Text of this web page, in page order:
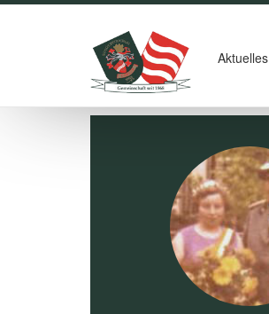
Aktuelles